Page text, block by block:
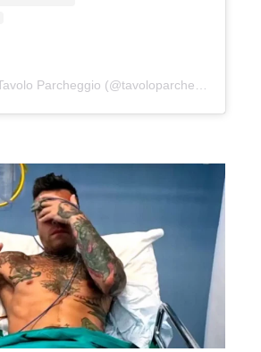
Un post condiviso da Tavolo Parcheggio (@tavoloparcheggio.podcast)